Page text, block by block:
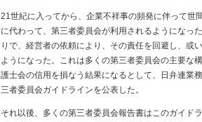
21世紀に入ってから、企業不祥事の頻発に伴って世
に代わって、第三者委員会が利用されるようになっ
りで、経営者の依頼により、その責任を回避し、或
ようになった。これは多くの第三者委員会の主要な
護士会の信用を損なう結果になるとして、日弁連業
三者委員会ガイドラインを公表した。
それ以後、多くの第三者委員会報告書はこのガイド